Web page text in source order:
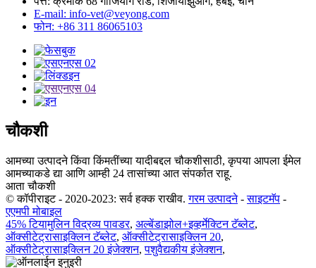
E-mail: info-vet@veyong.com
फोन: +86 311 86065103
चौकशी
आमच्या उत्पादने किंवा किंमतींच्या यादीबद्दल चौकशीसाठी, कृपया आपला ईमेल
आमच्याकडे द्या आणि आम्ही 24 तासांच्या आत संपर्कात राहू.
आता चौकशी
© कॉपीराइट - 2020-2023: सर्व हक्क राखीव. गरम उत्पादने-साइटमॅप -
एएमपी मोबाइल
45% टियामुलिन विद्रव्य पावडर, अल्बेंडाझोल+इव्हर्मेक्टिन टॅब्लेट,
ऑक्सीटेट्रासाइक्लिन टॅब्लेट, ऑक्सीटेट्रासाइक्लिन 20,
ऑक्सीटेट्रासाइक्लिन 20 इंजेक्शन,पशुवैद्यकीय इंजेक्शन,